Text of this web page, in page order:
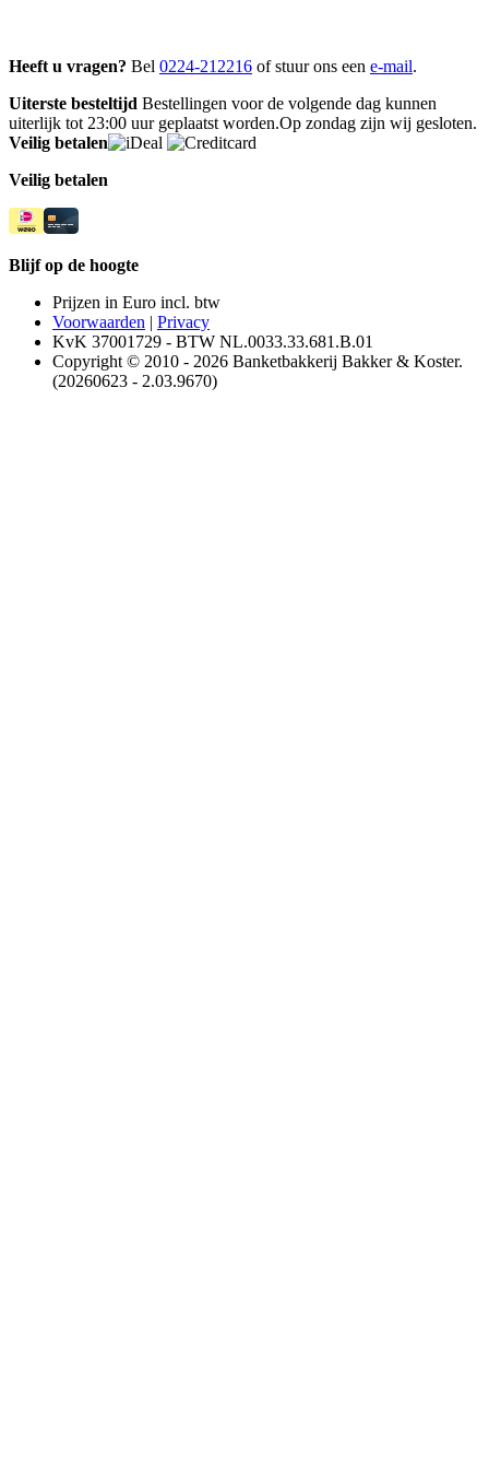
Heeft u vragen? Bel 0224-212216 of stuur ons een e-mail.
Uiterste besteltijd Bestellingen voor de volgende dag kunnen
uiterlijk tot 23:00 uur geplaatst worden.Op zondag zijn wij gesloten.
Veilig betalen
Veilig betalen
Blijf op de hoogte
Prijzen in Euro incl. btw
Voorwaarden | Privacy
KvK 37001729 - BTW NL.0033.33.681.B.01
Copyright © 2010 - 2026 Banketbakkerij Bakker & Koster.
(20260623 - 2.03.9670)